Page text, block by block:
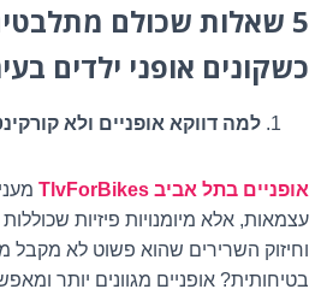
5 שאלות שכולם
כשקונים אופני ילדים
למה דווקא אופניים ולא
אופניים בתל אביב TlvForBikes
עצמאות, אלא מיומנויות פיזיות
וחיזוק השרירים שהוא פשוט לא מקבל
בטיחותית? אופניים מגוונים יותר